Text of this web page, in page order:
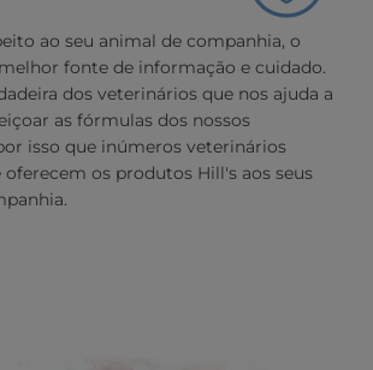
ao seu animal de companhia, o
fonte de informação e cuidado.
dos veterinários que nos ajuda a
as fórmulas dos nossos
isso que inúmeros veterinários
os produtos Hill's aos seus